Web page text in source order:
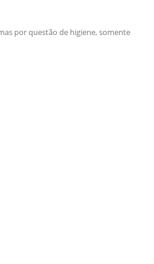
por questão de higiene, somente